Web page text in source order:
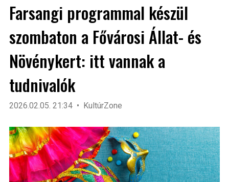
Farsangi programmal készül
szombaton a Fővárosi Állat- és
Növénykert: itt vannak a
tudnivalók
2026.02.05. 21:34 KultúrZone